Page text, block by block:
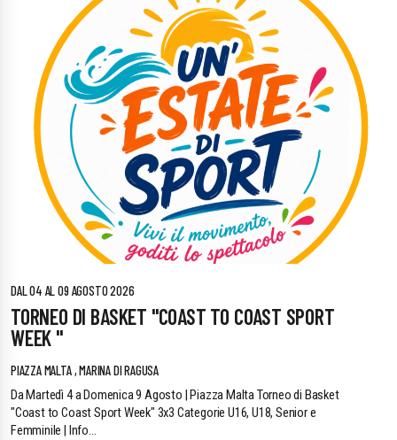
DAL 04 AL 09 AGOSTO 2026
TORNEO DI BASKET "COAST TO COAST SPORT
WEEK "
PIAZZA MALTA , MARINA DI RAGUSA
Da Martedì 4 a Domenica 9 Agosto | Piazza Malta Torneo di Basket
"Coast to Coast Sport Week" 3x3 Categorie U16, U18, Senior e
Femminile | Info...